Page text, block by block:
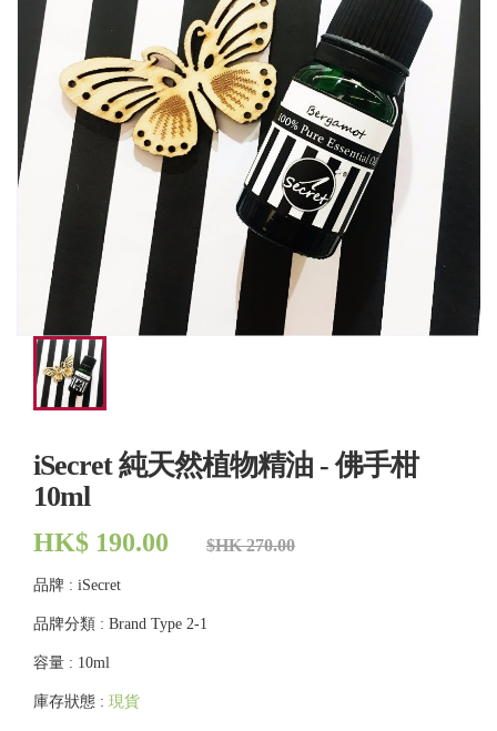
iSecret 純天然植物精油 - 佛手柑
10ml
HK$ 190.00 $HK 270.00
品牌 : iSecret
品牌分類 : Brand Type 2-1
容量 : 10ml
庫存狀態 : 現貨